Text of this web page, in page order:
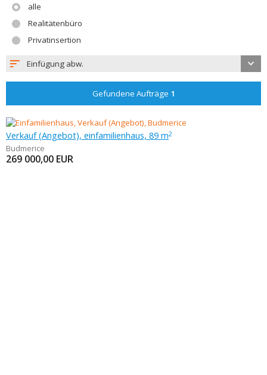
alle
Realitätenbüro
Privatinsertion
Einfügung abw.
Gefundene Aufträge 1
Verkauf (Angebot), einfamilienhaus, 89 m2
Budmerice
269 000,00 EUR